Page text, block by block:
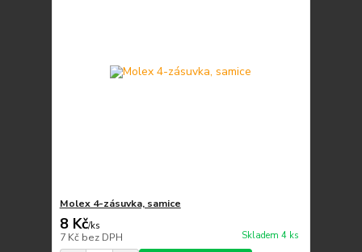
Molex 4-zásuvka, samice
8 Kč/ks
7 Kč bez DPH Skladem 4 ks